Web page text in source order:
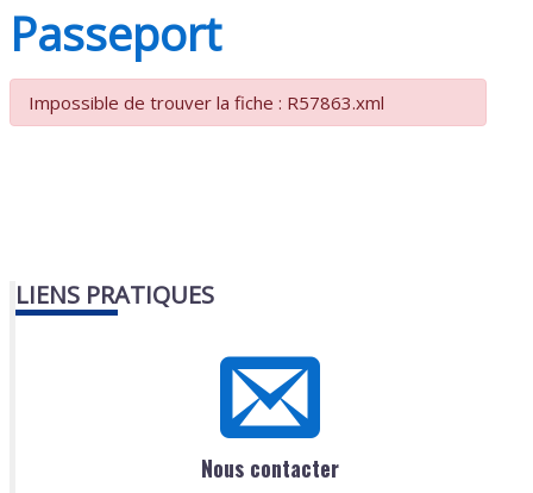
Passeport
Impossible de trouver la fiche : R57863.xml
LIENS PRATIQUES
Nous contacter